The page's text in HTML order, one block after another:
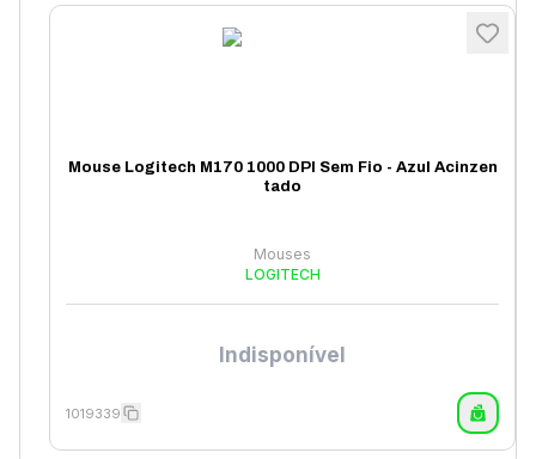
Mouse Logitech M170 1000 DPI Sem Fio - Azul Acinzen
tado
Mouses
LOGITECH
Indisponível
1019339